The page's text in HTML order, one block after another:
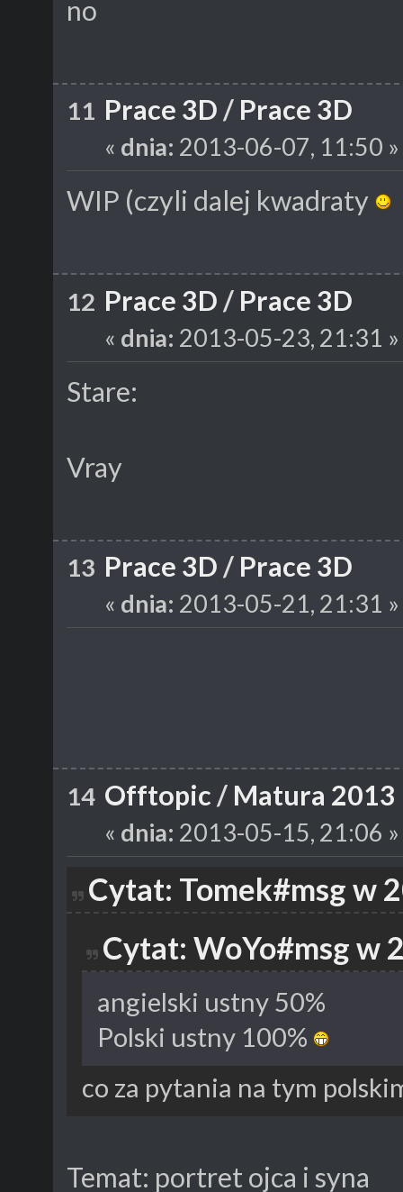
no
11 Prace 3D / Prace 3D
« dnia: 2013-06-07, 11:50 »
WIP (czyli dalej kwadraty
12 Prace 3D / Prace 3D
« dnia: 2013-05-23, 21:31 »
Stare:
Vray
13 Prace 3D / Prace 3D
« dnia: 2013-05-21, 21:31 »
14 Offtopic / Matura 2013
« dnia: 2013-05-15, 21:06 »
Cytat: Tomek#msg w
Cytat: WoYo#msg w
angielski ustny 50%
Polski ustny 100%
co za pytania na tym
Temat: portret ojca i syna